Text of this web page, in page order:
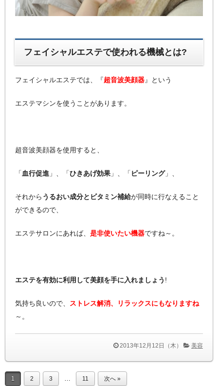
フェイシャルエステで使われる機械とは?
フェイシャルエステでは、『超音波美顔器』という
エステマシンを使うことがあります。
超音波美顔器を使用すると、
「 血行促進 」、「ひきあげ効果 」、「 ピーリング」、
それから うるおい成分とビタミン補給が同時に行なえること
ができるので、
エステサロンにあれば、 是非使いたい機器ですね～。
エステを有効に利用して美顔を手に入れましょう !
気持ち良いので、
ストレス解消、リラックスにもなりますね
～。
2013年12月12日（木） 美容
1 2 3 … 11 次へ »